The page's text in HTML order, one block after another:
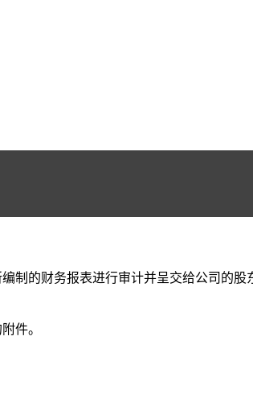
制的财务报表进行审计并呈交给公司的
件。